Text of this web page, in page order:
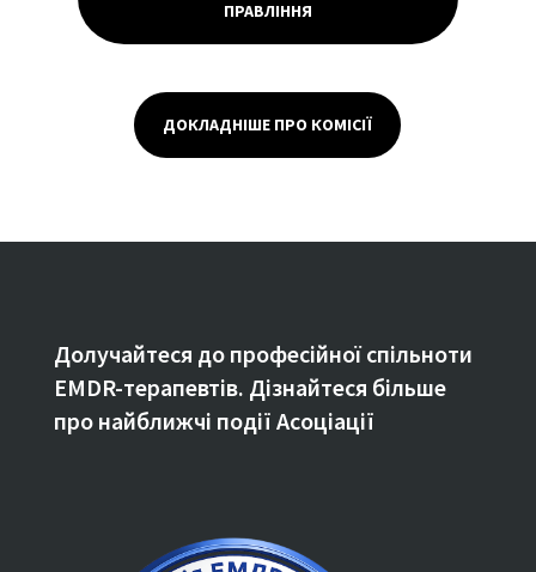
ПРАВЛІННЯ
ДОКЛАДНІШЕ ПРО КОМІСІЇ
Долучайтеся до професійної спільноти
EMDR-терапевтів. Дізнайтеся більше
про найближчі події Асоціації